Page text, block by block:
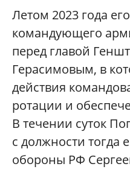
Летом 2023 года
командующего
перед главой
Герасимовым, в
действия
ротации и
В течении суток
с должности
обороны РФ